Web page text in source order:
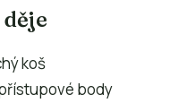
koš
body